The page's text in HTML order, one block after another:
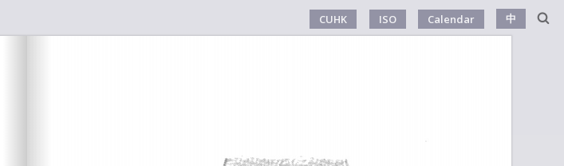
CUHK ISO Calendar 中